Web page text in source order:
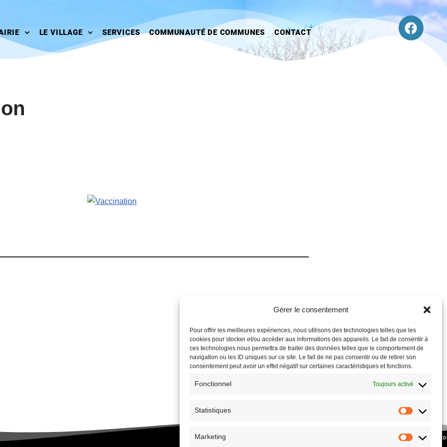
Gérer le consentement
Pour offrir les meilleures expériences, nous utilisons des technologies telles que les
cookies pour stocker et/ou accéder aux informations des appareils. Le fait de consentir à
ces technologies nous permettra de traiter des données telles que le comportement de
navigation ou les ID uniques sur ce site. Le fait de ne pas consentir ou de retirer son
consentement peut avoir un effet négatif sur certaines caractéristiques et fonctions.
Fonctionnel Toujours activé
Statistiques
Marketing
LE VILLAGE SERVICES COMMUNAUTÉ DE COMMUNES CONTACT
ASSOCIATION CULTURE